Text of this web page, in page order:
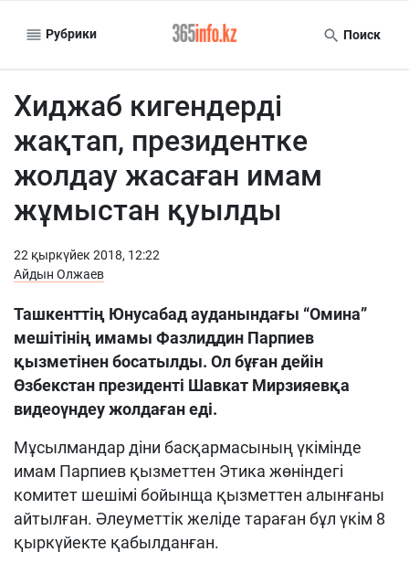
Рубрики Поиск
Хиджаб кигендерді
жақтап, президентке
жолдау жасаған имам
жұмыстан қуылды
22 қыркүйек 2018, 12:22
Айдын Олжаев
Ташкенттің Юнусабад ауданындағы “Омина”
мешітінің имамы Фазлиддин Парпиев
қызметінен босатылды. Ол бұған дейін
Өзбекстан президенті Шавкат Мирзияевқа
видеоүндеу жолдаған еді.
Мұсылмандар діни басқармасының үкімінде
имам Парпиев қызметтен Этика жөніндегі
комитет шешімі бойынща қызметтен алынғаны
айтылған. Әлеуметтік желіде тараған бұл үкім 8
қыркүйекте қабылданған.